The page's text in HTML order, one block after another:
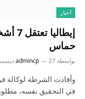
أخبار
حماس
بواسطة admincp 27 ديسمبر، 2025
وأفادت الشرطة
في التحقيق نفسه،